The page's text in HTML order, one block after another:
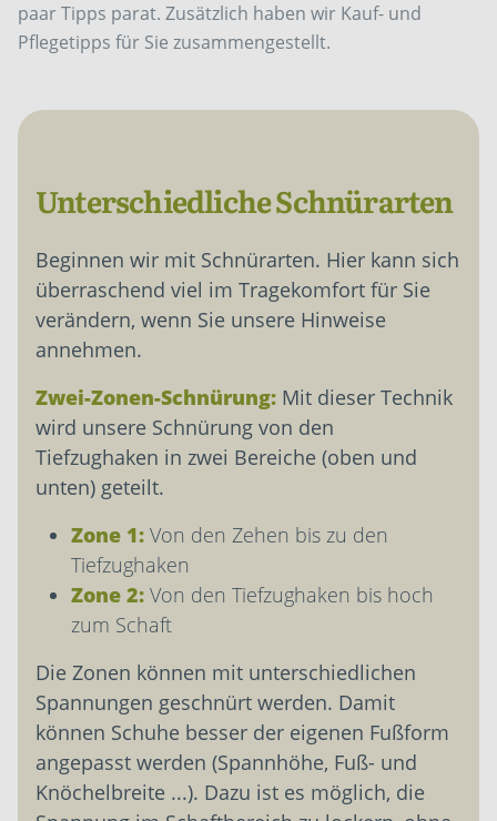
paar Tipps parat. Zusätzlich haben wir Kauf- und
Pflegetipps für Sie zusammengestellt.
Unterschiedliche Schnürarten
Beginnen wir mit Schnürarten. Hier kann sich
überraschend viel im Tragekomfort für Sie
verändern, wenn Sie unsere Hinweise
annehmen.
Zwei-Zonen-Schnürung: Mit dieser Technik
wird unsere Schnürung von den
Tiefzughaken in zwei Bereiche (oben und
unten) geteilt.
Zone 1: Von den Zehen bis zu den
Tiefzughaken
Zone 2: Von den Tiefzughaken bis hoch
zum Schaft
Die Zonen können mit unterschiedlichen
Spannungen geschnürt werden. Damit
können Schuhe besser der eigenen Fußform
angepasst werden (Spannhöhe, Fuß- und
Knöchelbreite ...). Dazu ist es möglich, die